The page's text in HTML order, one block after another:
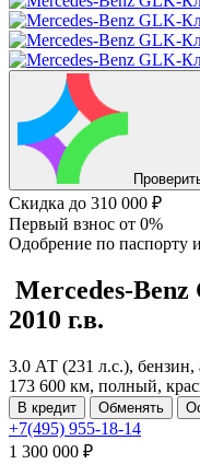
Скидка до 310 000 ₽
Первый взнос от 0%
Одобрение по паспорту
Mercedes-
2010 г.в.
3.0 АТ (231 л.с.), бензин,
173 600 км, полный,
В кредит Обменять
+7(495) 955-18-14
1 300 000 ₽